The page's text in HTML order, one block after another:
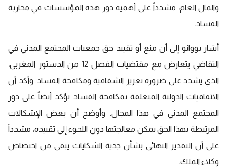
والمال العام، مشدداً على أهمية دور هذه المؤسسات في محاربة
الفساد.
أشار بووانو إلى أن منع أو تقييد حق جمعيات المجتمع المدني في
التقاضي يتعارض مع مقتضيات الفصل 12 من الدستور المغربي،
الذي يشدد على ضرورة تعزيز الشفافية ومكافحة الفساد. وأكد أن
الاتفاقيات الدولية المتعلقة بمكافحة الفساد تؤكد أيضاً على دور
المجتمع المدني في هذا المجال. وأوضح أن بعض الإشكالات
المرتبطة بهذا الحق يمكن معالجتها دون اللجوء إلى تقييده، مشدداً
على أن التقدير النهائي بشأن جدية الشكايات يبقى من اختصاص
وكلاء الملك.